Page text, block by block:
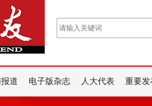
道 电子版杂志 人大代表 重要发